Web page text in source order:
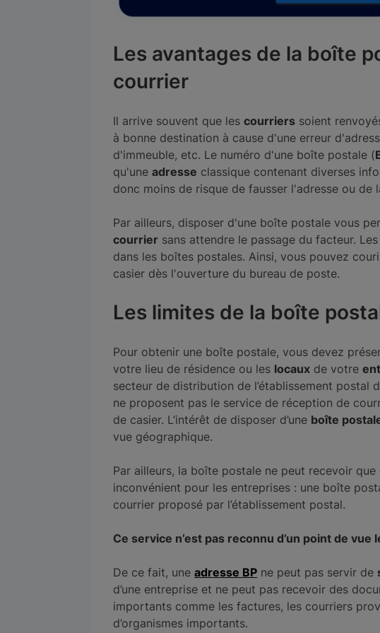
Les avantages de la boîte
courrier
Il arrive souvent que les courriers soient
à bonne destination à cause d'une erreur
d'immeuble, etc. Le numéro d'une boîte postale (
qu'une adresse classique contenant diverses
donc moins de risque de fausser l'adresse ou de
Par ailleurs, disposer d'une boîte postale vous
courrier sans attendre le passage du facteur.
dans les boîtes postales. Ainsi, vous pouvez
casier dès l'ouverture du bureau de poste.
Les limites de la boîte
Pour obtenir une boîte postale, vous devez
votre lieu de résidence ou les locaux de votre
secteur de distribution de l’établissement postal
ne proposent pas le service de réception de
de casier. L’intérêt de disposer d’une boîte
vue géographique.
Par ailleurs, la boîte postale ne peut recevoir
inconvénient pour les entreprises : une boîte
courrier proposé par l’établissement postal.
Ce service n’est pas reconnu d’un point de
De ce fait, une adresse BP ne peut pas servir de
d’une entreprise et ne peut pas recevoir des
importants comme les factures, les courriers
d’organismes importants.